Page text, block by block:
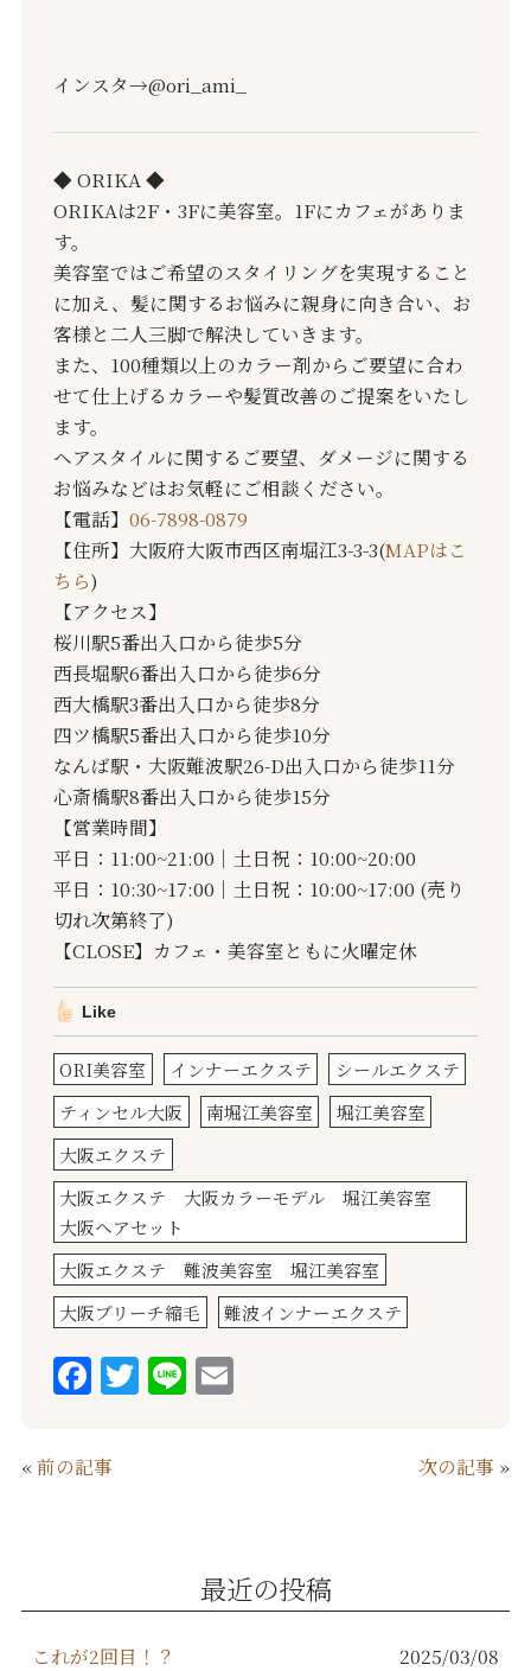
インスタ→@ori_ami_
◆ ORIKA ◆
ORIKAは2F・3Fに美容室。1Fにカフェがありま
す。
美容室ではご希望のスタイリングを実現すること
に加え、髪に関するお悩みに親身に向き合い、お
客様と二人三脚で解決していきます。
また、100種類以上のカラー剤からご要望に合わ
せて仕上げるカラーや髪質改善のご提案をいたし
ます。
ヘアスタイルに関するご要望、ダメージに関する
お悩みなどはお気軽にご相談ください。
【電話】 06-7898-0879
【住所】大阪府大阪市西区南堀江3-3-3(MAPはこ
ちら)
【アクセス】
桜川駅5番出入口から徒歩5分
西長堀駅6番出入口から徒歩6分
西大橋駅3番出入口から徒歩8分
四ツ橋駅5番出入口から徒歩10分
なんば駅・大阪難波駅26-D出入口から徒歩11分
心斎橋駅8番出入口から徒歩15分
【営業時間】
平日：11:00~21:00｜土日祝：10:00~20:00
平日：10:30~17:00｜土日祝：10:00~17:00 (売り
切れ次第終了)
【CLOSE】カフェ・美容室ともに火曜定休
Like
ORI美容室 インナーエクステ
シールエクステ
ティンセル大阪
南堀江美容室
堀江美容室
大阪エクステ
大阪エクステ 大阪カラーモデル 堀江美容室
大阪ヘアセット
大阪エクステ 難波美容室 堀江美容室
大阪ブリーチ縮毛
難波インナーエクステ
F
a
c
e
o
k
T
w
Li
n
E
«前の記事 次の記事 »
最近の投稿
これが2回目！？
2025/03/08